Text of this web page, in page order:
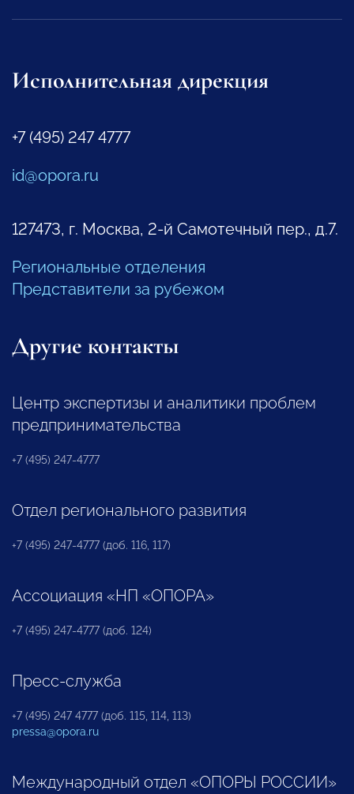
Исполнительная дирекция
+7 (495) 247 4777
id@opora.ru
127473, г. Москва, 2-й Самотечный пер., д.7.
Региональные отделения
Представители за рубежом
Другие контакты
Центр экспертизы и аналитики проблем
предпринимательства
+7 (495) 247-4777
Отдел регионального развития
+7 (495) 247-4777 (доб. 116, 117)
Ассоциация «НП «ОПОРА»
+7 (495) 247-4777 (доб. 124)
Пресс-служба
+7 (495) 247 4777 (доб. 115, 114, 113)
pressa@opora.ru
Международный отдел «ОПОРЫ РОССИИ»